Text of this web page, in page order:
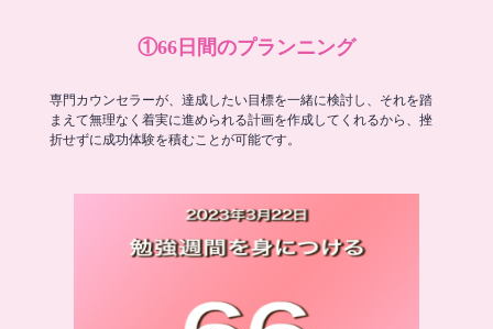
①66日間のプランニング
専門カウンセラーが、達成したい目標を一緒に検討し、それを踏
まえて無理なく着実に進められる計画を作成してくれるから、挫
折せずに成功体験を積むことが可能です。